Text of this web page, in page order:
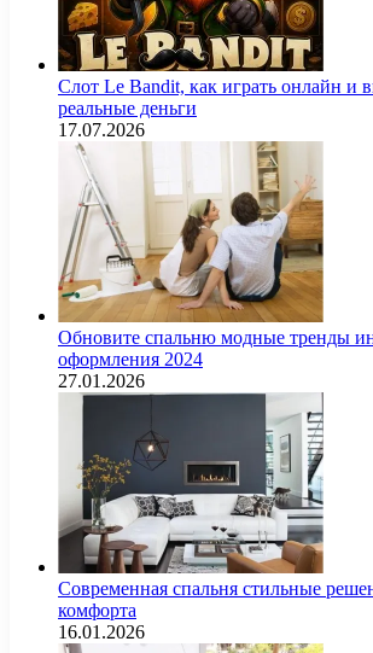
Слот Le Bandit, как играть онлайн и
реальные деньги
17.07.2026
Обновите спальню модные тренды
оформления 2024
27.01.2026
Современная спальня стильные
комфорта
16.01.2026